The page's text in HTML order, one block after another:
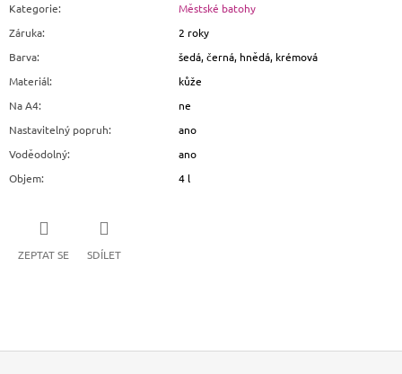
Kategorie:
Městské batohy
Záruka:
2 roky
Barva:
šedá, černá, hnědá, krémová
Materiál:
kůže
Na A4:
ne
Nastavitelný popruh:
ano
Voděodolný:
ano
Objem: 4 l
ZEPTAT SE SDÍLET